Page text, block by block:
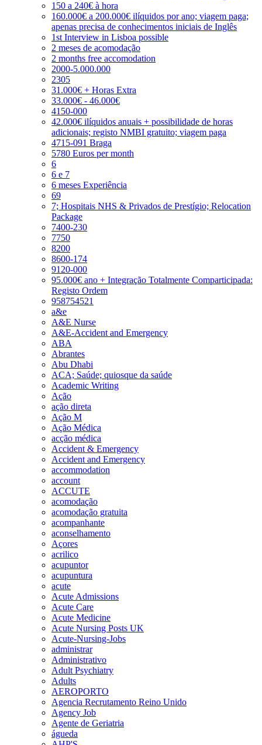
150 a 240€ à hora
160.000€ a 200.000€ ilíquidos por ano; viagem paga;
apenas precisa de conhecimentos iniciais de Inglês
1st Interview in Lisboa possible
2 meses de acomodação
2 months free accomodation
2000-5.000.000
2305
31.000€ + Horas Extra
33.000€ - 46.000€
4150-000
42.000€ ilíquidos anuais + possibilidade de horas
adicionais; registo NMBI gratuito; viagem paga
4715-091 Braga
5780 Euros per month
6
6 e 7
6 meses Experiência
69
7; Hospitais NHS & Privados de Prestígio; Relocation
Package
7400-230
7750
8200
8600-174
9120-000
95.000€ ano + Integração Totalmente Comparticipada:
Registo Ordem
958754521
a&e
A&E Nurse
A&E-Accident and Emergency
ABA
Abrantes
Abu Dhabi
ACA; Saúde; quiosque da saúde
Academic Writing
Ação
ação direta
Ação M
Ação Médica
acção médica
Accident & Emergency
Accident and Emergency
accommodation
account
ACCUTE
acomodação
acomodação gratuita
acompanhante
aconselhamento
Açores
acrilico
acupuntor
acupuntura
acute
Acute Admissions
Acute Care
Acute Medicine
Acute Nursing Posts UK
Acute-Nursing-Jobs
administrar
Administrativo
Adult Psychiatry
Adults
AEROPORTO
Agencia Recrutamento Reino Unido
Agency Job
Agente de Geriatria
águeda